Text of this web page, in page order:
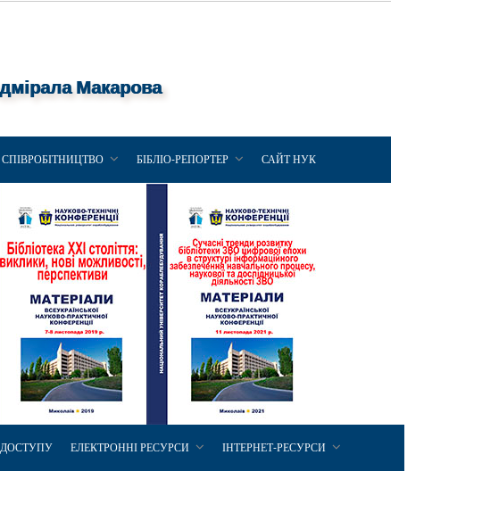
Макарова
СПІВРОБІТНИЦТВО БІБЛІО-РЕПОРТЕР САЙТ НУК
ДОСТУПУ ЕЛЕКТРОННІ РЕСУРСИ ІНТЕРНЕТ-РЕСУРСИ